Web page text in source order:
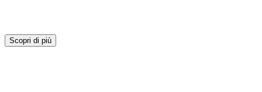
Scopri di più